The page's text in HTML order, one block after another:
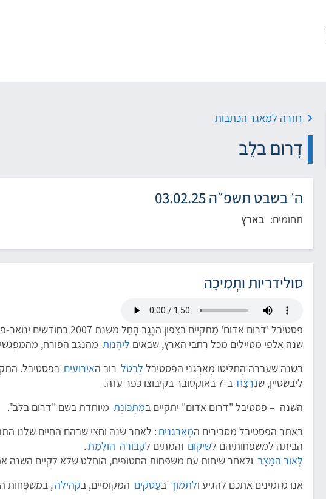
חזרה למאגר הכתבות
דָרום בלֵב
ה׳ בשבט תשפ״ה 03.02.25
תחומים: בארץ
סולידריות ותְמִיכָה
פסטיבל 'דרום אדום' מִתקיים בצִפון הנֶגֶב הָחֵל משנת 2007 בחודשים ינואר-פברואר, שבהם ה
שנה אַלפֵי מְטיילים מכל רַחבֵי הארץ, שבאים לֵיהָנוֹת מהנגב הפורח,
בשנה שעברה הֶחליטו מְאַרְגנֵי הפסטיבל לְבַטֵל רוב האֵירוּעים בפסטיבל.
ליבשטיין, שנִרְצַח ב-7 באוקטובר בקיבוצו כפר עזה.
השנה – פסטיבל "דרום אדום" יתקיים במַתְכּוֹנֶת מיוחדת בשם "דרום בלב".
באתר הפסטיבל מסבירים המְארגנים : לאחר שנה וחצי שבהם החיים שלנו
הביתה למשפחותיהם לשיקוּם והמתים לקְבורה הולֶמֶת.
לְאור המַצָב ולאחר שיחות עם משפחות החטופים, הוחלט שלא לקיים השנה
אנו מזמינים אתכם להגיע ולתמוך בעֲסקים המקומיים, בקְהילה, במשפְּחות